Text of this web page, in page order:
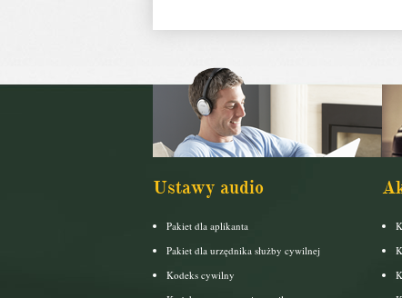
Ustawy audio
Pakiet dla aplikanta
Pakiet dla urzędnika służby cywilnej
Kodeks cywilny